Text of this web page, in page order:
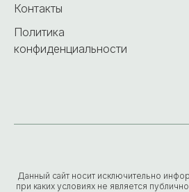
Контакты
Политика
конфиденциальности
Данный сайт носит исключительно
при каких условиях не является